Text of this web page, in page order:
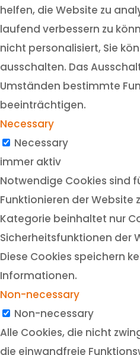
helfen, die Website zu
laufend verbessern zu
nicht personalisiert, Sie
ausschalten. Das
Umständen bestimmte
beeinträchtigen.
Necessary
Necessary
immer aktiv
Notwendige Cookies sind
Funktionieren der Website
Kategorie beinhaltet nur
Sicherheitsfunktionen der
Diese Cookies speichern
Informationen.
Non-necessary
Non-necessary
Alle Cookies, die nicht
die einwandfreie